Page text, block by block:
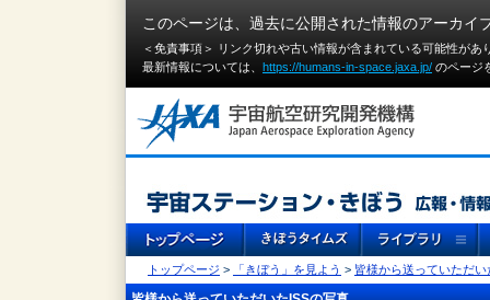
このページは、過去に公開された情報のアーカイ
＜免責事項＞ リンク切れや古い情報が含まれている可能性が
最新情報については、 https://humans-in-space.jaxa.jp/ のページ
トップページ > 「きぼう」を見よう > 皆様から送っていただい